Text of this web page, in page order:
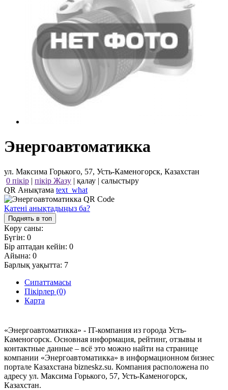
Энергоавтоматикка
ул. Максима Горького, 57, Усть-Каменогорск, Казахстан
0 пікір | пікір Жазу | қалау | салыстыру
QR Анықтама text_what
Қатені анықтадыңыз ба?
Поднять в топ
Көру саны:
Бүгін: 0
Бір аптадан кейін: 0
Айына: 0
Барлық уақытта: 7
Сипаттамасы
Пікірлер (0)
Карта
«Энергоавтоматикка» - IT-компания из города Усть-
Каменогорск. Основная информация, рейтинг, отзывы и
контактные данные – всё это можно найти на странице
компании «Энергоавтоматикка» в информационном бизнес
портале Казахстана bizneskz.su. Компания расположена по
адресу ул. Максима Горького, 57, Усть-Каменогорск,
Казахстан.